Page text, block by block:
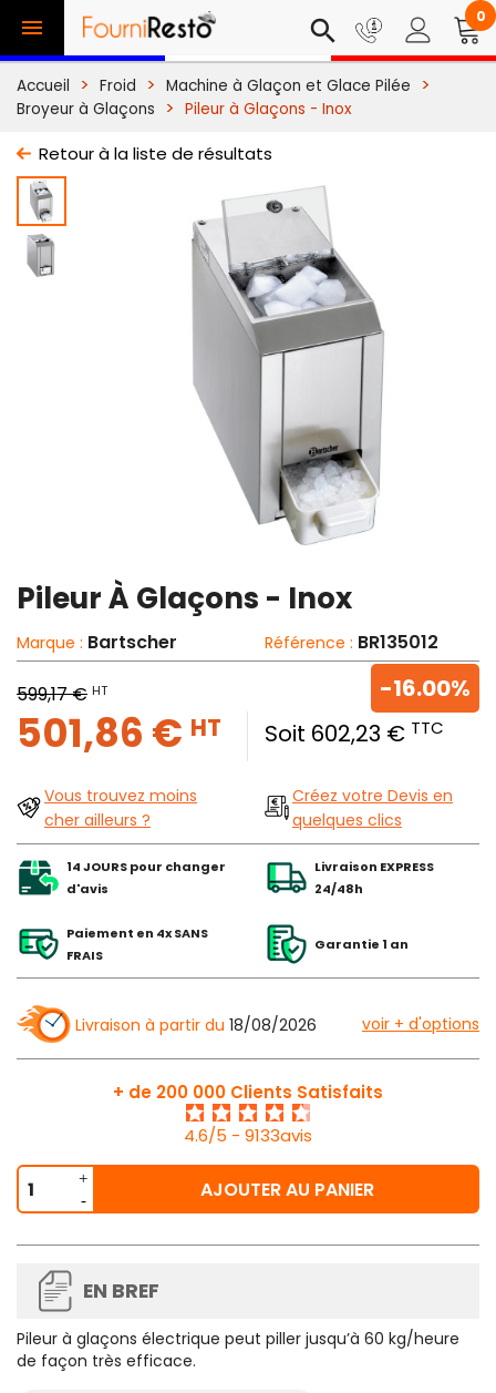
 search 0
Accueil Froid
Machine à Glaçon et Glace Pilée
Broyeur à Glaçons
Pileur à Glaçons - Inox
Retour à la liste de résultats
Pileur À Glaçons - Inox
Marque : Bartscher Référence : BR135012
599,17 € HT
501,86 € HT Soit 602,23 € TTC
-16.00%
Vous trouvez moins
cher ailleurs ?
Créez votre Devis en
quelques clics
14 JOURS pour changer
d'avis
Livraison EXPRESS
24/48h
Paiement en 4x SANS
FRAIS
Garantie 1 an
Livraison à partir du 18/08/2026 voir + d'options
+ de 200 000 Clients Satisfaits
4.6/5 - 9133avis
AJOUTER AU PANIER
EN BREF
Pileur à glaçons électrique peut piller jusqu’à 60 kg/heure
de façon très efficace.